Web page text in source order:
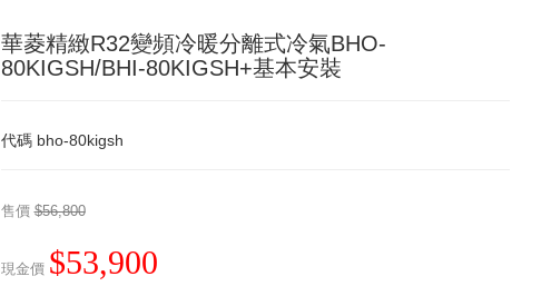
華菱精緻R32變頻冷暖分離式冷氣BHO-
80KIGSH/BHI-80KIGSH+基本安裝
代碼 bho-80kigsh
售價 $56,800
現金價 $53,900